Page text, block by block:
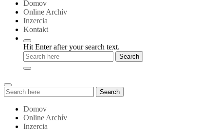
Domov
Online Archív
Inzercia
Kontakt
Hit Enter after your search text.
Search
for:
Search
Domov
Online Archív
Inzercia